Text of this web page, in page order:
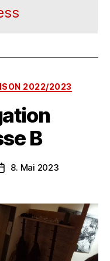
2022/2023
B
8. Mai 2023